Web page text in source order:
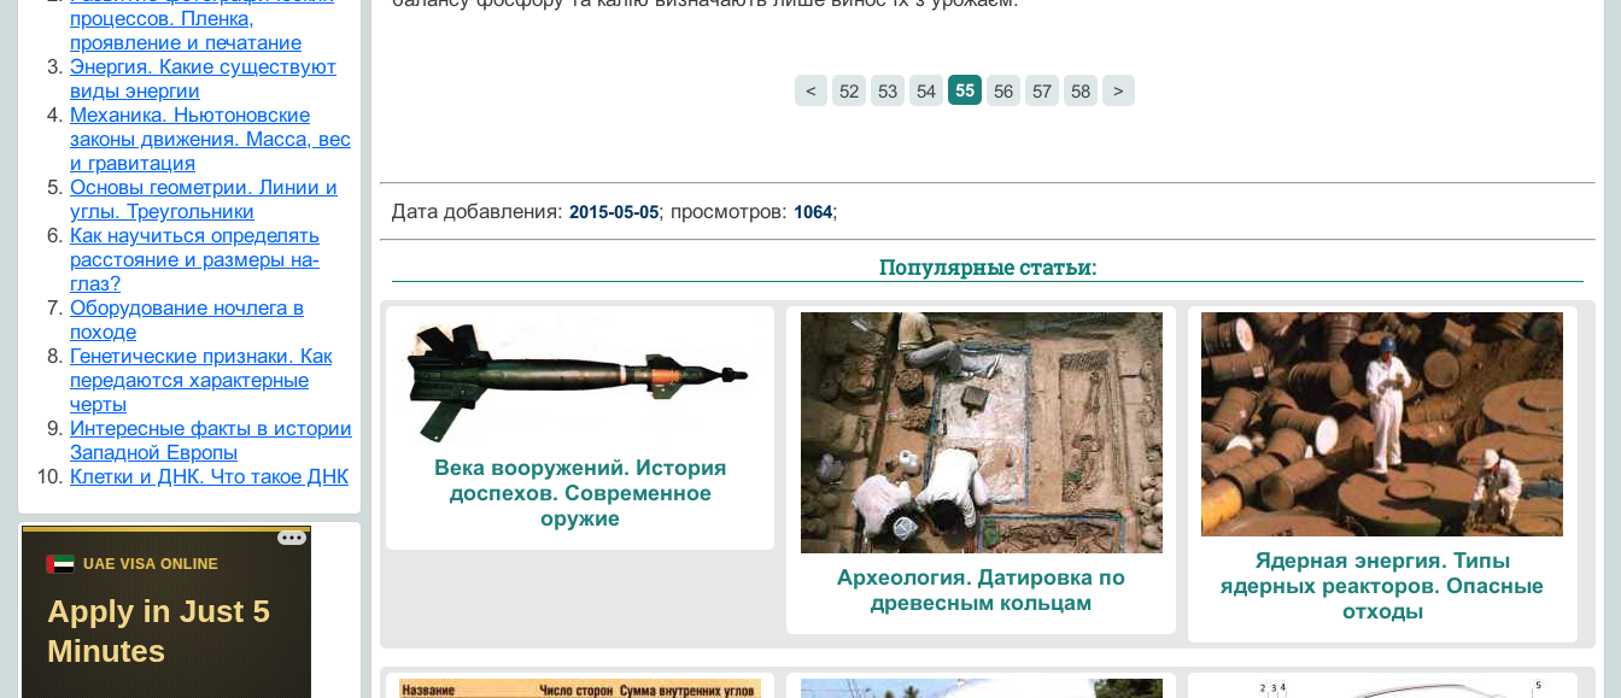
< 52 53 54 55 56 57 58 >
Дата добавления: 2015-05-05; просмотров: 1064;
Популярные статьи:
Века вооружений. История
доспехов. Современное
оружие
Археология. Датировка по
древесным кольцам
Ядерная энергия. Типы
ядерных реакторов. Опасные
отходы
процессов. Пленка,
проявление и печатание
Энергия. Какие существуют
виды энергии
Механика. Ньютоновские
законы движения. Масса, вес
и гравитация
Основы геометрии. Линии и
углы. Треугольники
Как научиться определять
расстояние и размеры на-
глаз?
Оборудование ночлега в
походе
Генетические признаки. Как
передаются характерные
черты
Интересные факты в истории
Западной Европы
Клетки и ДНК. Что такое ДНК